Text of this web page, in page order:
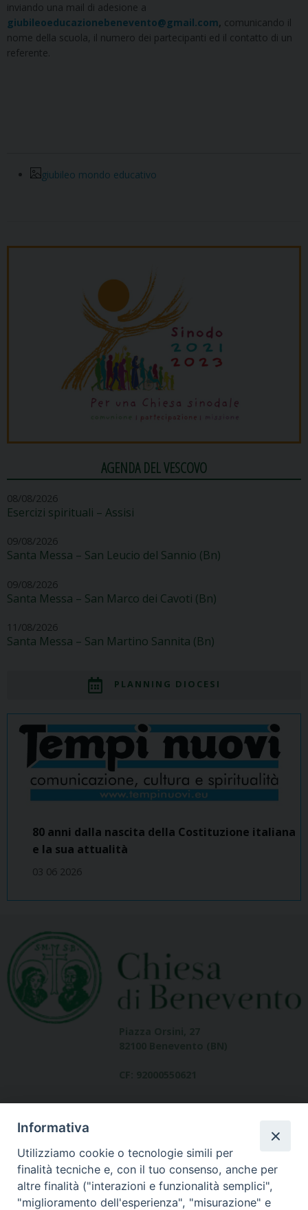
inviando una mail di adesione a
giubileoeducazionebenevento@gmail.com, comunicando il
nome della scuola, il numero dei partecipanti ed il contatto di un
referente.
giubileo mondo educativo
AGENDA DEL VESCOVO
08/08/2026
Esercizi spirituali – Assisi
09/08/2026
Santa Messa – San Leucio del Sannio (Bn)
09/08/2026
Santa Messa – San Marco dei Cavoti (Bn)
11/08/2026
Santa Messa – San Martino Sannita (Bn)
PLANNING DIOCESI
80 anni dalla nascita della Costituzione italiana
e la sua attualità
03 06 2026
Dove siamo
contatti
Informativa
Utilizziamo cookie o tecnologie simili per
finalità tecniche e, con il tuo consenso, anche per
altre finalità ("interazioni e funzionalità semplici",
"miglioramento dell'esperienza", "misurazione" e